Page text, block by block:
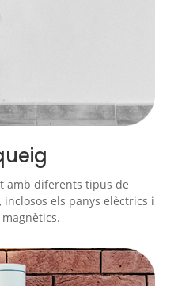
amb diferents tipus de
els panys elèctrics i